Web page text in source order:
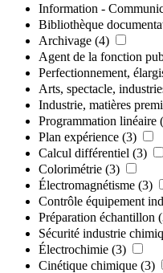
Information -
Bibliothèque
Archivage (4)
Agent de la fonction
Perfectionnement,
Arts, spectacle,
Industrie, matières
Programmation linéaire
Plan expérience (3)
Calcul différentiel (3)
Colorimétrie (3)
Électromagnétisme (3)
Contrôle équipement
Préparation échantillon
Sécurité industrie
Électrochimie (3)
Cinétique chimique (3)